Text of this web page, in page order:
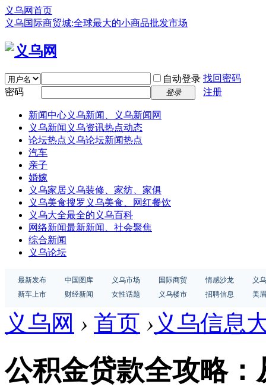
义乌网首页
义乌国际商贸城:全球最大的小商品批发市场
自动登录 找回密码
密码
登录 注册
新闻中心义乌新闻、义乌新闻网
义乌新闻 义乌资讯热点动态
论坛热点 义乌论坛新闻热点
汽车
亲子
婚嫁
义乌家居义乌装修、家纺、家俱
义乌美食搜罗义乌美食、网红餐饮
义乌大全最全的义乌百科
网络新闻最新新闻、社会聚焦
综合新闻
义乌论坛
最新发布 中国图库 义乌市场 国际商贸 情感沙龙
义
新车上市
财经新闻 女性话题 义乌楼市 招聘信息 美
义乌网 › 首页 › 义乌信息
公积金贷款全攻略